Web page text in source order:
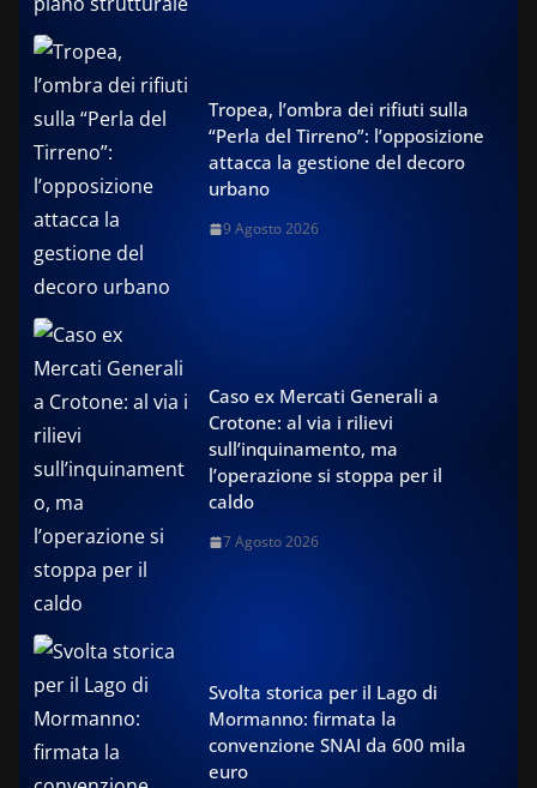
Tropea, l’ombra dei rifiuti sulla
“Perla del Tirreno”: l’opposizione
attacca la gestione del decoro
urbano
9 Agosto 2026
Caso ex Mercati Generali a
Crotone: al via i rilievi
sull’inquinamento, ma
l’operazione si stoppa per il
caldo
7 Agosto 2026
Svolta storica per il Lago di
Mormanno: firmata la
convenzione SNAI da 600 mila
euro